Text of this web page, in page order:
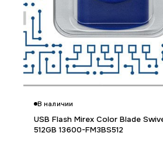
В наличии
USB Flash Mirex Color Blade
512GB 13600-FM3BS512